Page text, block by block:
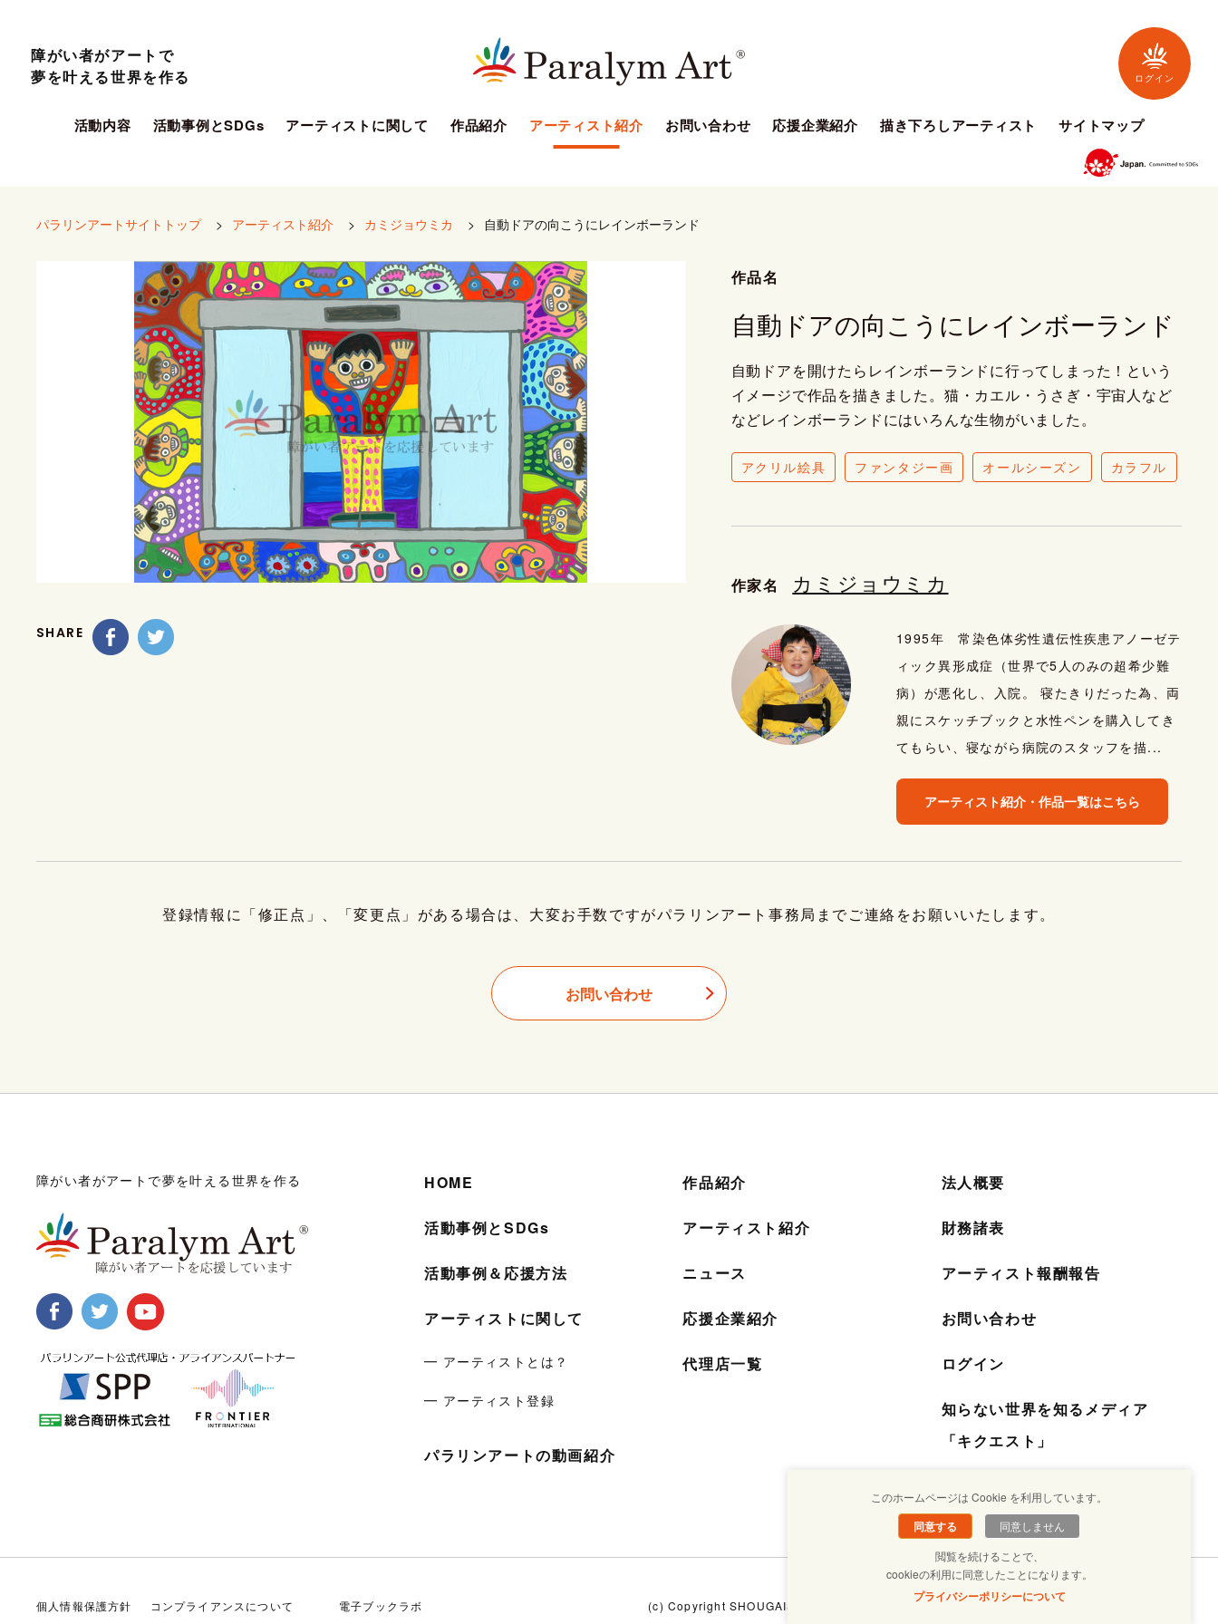
活動内容 活動事例とSDGs アーティストに関して 作品紹介 アーティスト紹介 お問い合わせ 応援企業紹介 描き下ろしアーティスト サイトマップ
障がい者がアートで
夢を叶える世界を作る
ログイン
パラリンアートサイトトップ > アーティスト紹介 > カミジョウミカ > 自動ドアの向こうにレインボーランド
SHARE
作品名
自動ドアの向こうにレインボーランド
自動ドアを開けたらレインボーランドに行ってしまった！という
イメージで作品を描きました。猫・カエル・うさぎ・宇宙人など
などレインボーランドにはいろんな生物がいました。
アクリル絵具 ファンタジー画 オールシーズン カラフル
作家名 カミジョウミカ
1995年 常染色体劣性遺伝性疾患アノーゼテ
ィック異形成症（世界で5人のみの超希少難
病）が悪化し、入院。 寝たきりだった為、両
親にスケッチブックと水性ペンを購入してき
てもらい、寝ながら病院のスタッフを描...
アーティスト紹介・作品一覧はこちら
登録情報に「修正点」、「変更点」がある場合は、大変お手数ですがパラリンアート事務局までご連絡をお願いいたします。
お問い合わせ
障がい者がアートで夢を叶える世界を作る HOME
活動事例とSDGs
活動事例＆応援方法
アーティストに関して
━ アーティストとは？
━ アーティスト登録
パラリンアートの動画紹介
作品紹介
アーティスト紹介
ニュース
応援企業紹介
代理店一覧
法人概要
財務諸表
アーティスト報酬報告
お問い合わせ
ログイン
知らない世界を知るメディア
「キクエスト」
個人情報保護方針 コンプライアンスについて 電子ブックラボ (c) Copyright SHOUGAISHA JIRITSU SUISHIN KIKOU ASSOCIATION. ALL Right Reserved.
このホームページは Cookie を利用しています。
同意する
同意しません
閲覧を続けることで、
cookieの利用に同意したことになります。
プライバシーポリシーについて